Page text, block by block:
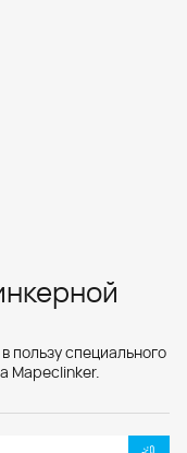
специального
Mapeclinker.